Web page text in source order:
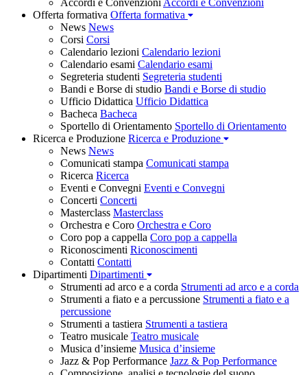
Offerta formativa Offerta formativa
News News
Corsi Corsi
Calendario lezioni Calendario lezioni
Calendario esami Calendario esami
Segreteria studenti Segreteria studenti
Bandi e Borse di studio Bandi e Borse di studio
Ufficio Didattica Ufficio Didattica
Bacheca Bacheca
Sportello di Orientamento Sportello di Orientamento
Ricerca e Produzione Ricerca e Produzione
News News
Comunicati stampa Comunicati stampa
Ricerca Ricerca
Eventi e Convegni Eventi e Convegni
Concerti Concerti
Masterclass Masterclass
Orchestra e Coro Orchestra e Coro
Coro pop a cappella Coro pop a cappella
Riconoscimenti Riconoscimenti
Contatti Contatti
Dipartimenti Dipartimenti
Strumenti ad arco e a corda Strumenti ad arco e a corda
Strumenti a fiato e a percussione Strumenti a fiato e a
percussione
Strumenti a tastiera Strumenti a tastiera
Teatro musicale Teatro musicale
Musica d’insieme Musica d’insieme
Jazz & Pop Performance Jazz & Pop Performance